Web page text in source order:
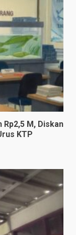
Rp2,5 M, Diskan
KTP